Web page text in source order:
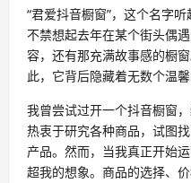
“君爱抖音橱窗”，这个名字
不禁想起去年在某个街头偶
容，还有那充满故事感的橱
此，它背后隐藏着无数个温馨
我曾尝试过开一个抖音橱窗
热衷于研究各种商品，试图
产品。然而，当我真正开始
超我的想象。商品的选择、